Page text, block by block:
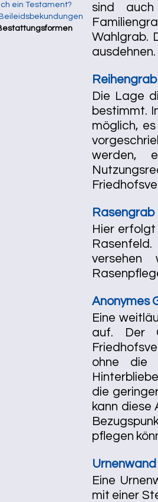
ein Testament?
sind
Wahlgrab.
ausdehnen.
Die Lage
bestimmt.
möglich,
werden,
Rasengrab
Hier
versehen
Anonymes
Eine
auf. Der
ohne die
die
kann diese
pflegen
Eine
mit einer